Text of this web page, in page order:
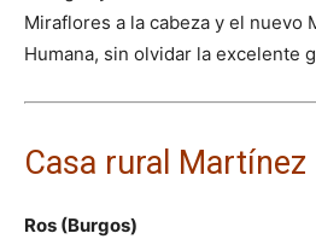
Miraflores a la cabeza y el nuevo
Humana, sin olvidar la excelente
Casa rural Martínez
Ros (Burgos)